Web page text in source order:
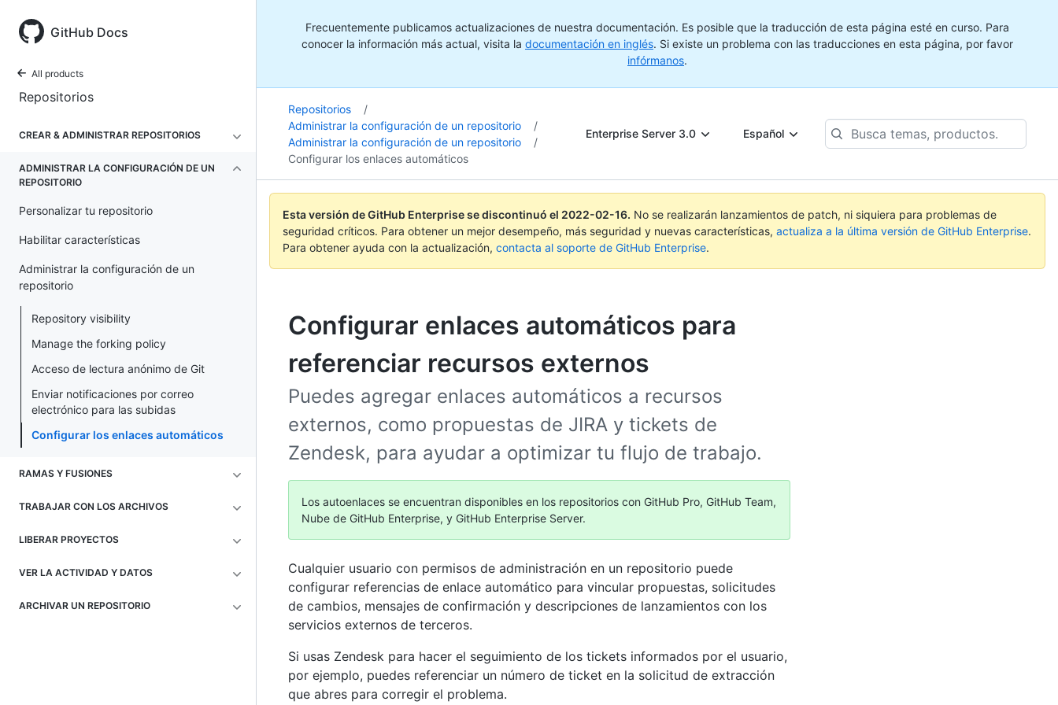
GitHub Docs
All products
Repositorios
CREAR & ADMINISTRAR REPOSITORIOS
ADMINISTRAR LA CONFIGURACIÓN DE UN
REPOSITORIO
Personalizar tu repositorio
Habilitar características
Administrar la configuración de un
repositorio
Repository visibility
Manage the forking policy
Acceso de lectura anónimo de Git
Enviar notificaciones por correo
electrónico para las subidas
Configurar los enlaces automáticos
RAMAS Y FUSIONES
TRABAJAR CON LOS ARCHIVOS
LIBERAR PROYECTOS
VER LA ACTIVIDAD Y DATOS
ARCHIVAR UN REPOSITORIO
Frecuentemente publicamos actualizaciones de nuestra documentación. Es posible que la traducción de esta página esté en curso. Para
conocer la información más actual, visita la documentación en inglés. Si existe un problema con las traducciones en esta página, por favor
infórmanos.
Repositorios
/
Administrar la configuración de un repositorio
/
Administrar la configuración de un repositorio
/
Configurar los enlaces automáticos
Enterprise Server 3.0 Español
Busca
temas,
Esta versión de GitHub Enterprise se discontinuó el 2022-02-16. No se realizarán lanzamientos de patch, ni siquiera para problemas de
seguridad críticos. Para obtener un mejor desempeño, más seguridad y nuevas características, actualiza a la última versión de GitHub Enterprise.
Para obtener ayuda con la actualización, contacta al soporte de GitHub Enterprise.
Configurar enlaces automáticos para
referenciar recursos externos
Puedes agregar enlaces automáticos a recursos
externos, como propuestas de JIRA y tickets de
Zendesk, para ayudar a optimizar tu flujo de trabajo.
Los autoenlaces se encuentran disponibles en los repositorios con GitHub Pro, GitHub Team,
Nube de GitHub Enterprise, y GitHub Enterprise Server.
Cualquier usuario con permisos de administración en un repositorio puede
configurar referencias de enlace automático para vincular propuestas, solicitudes
de cambios, mensajes de confirmación y descripciones de lanzamientos con los
servicios externos de terceros.
Si usas Zendesk para hacer el seguimiento de los tickets informados por el usuario,
por ejemplo, puedes referenciar un número de ticket en la solicitud de extracción
que abres para corregir el problema.